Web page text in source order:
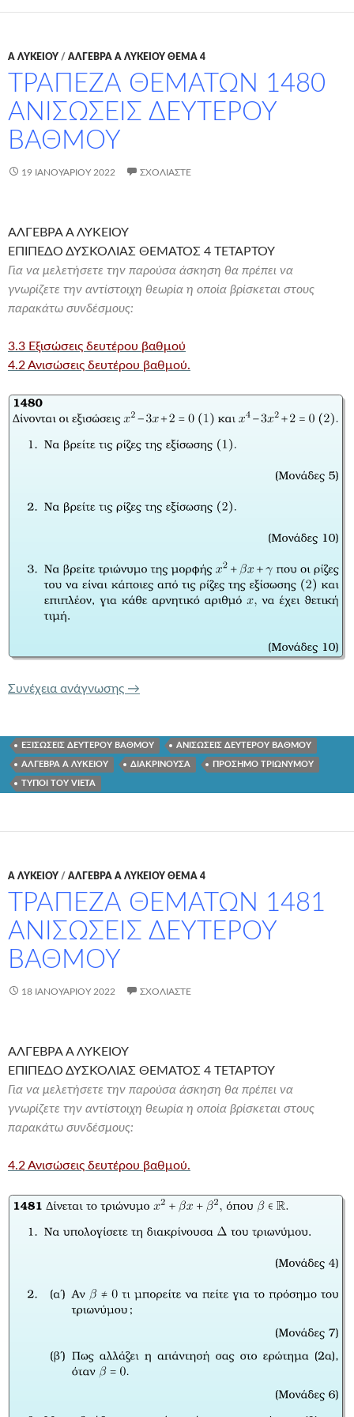
Α ΛΥΚΕΊΟΥ / ΑΛΓΕΒΡΑ Α ΛΥΚΕΙΟΥ ΘΕΜΑ 4
ΤΡΑΠΕΖΑ ΘΕΜΑΤΩΝ 1480
ΑΝΙΣΩΣΕΙΣ ΔΕΥΤΕΡΟΥ
ΒΑΘΜΟΥ
19 ΙΑΝΟΥΑΡΊΟΥ 2022 ΣΧΟΛΙΆΣΤΕ
ΑΛΓΕΒΡΑ Α ΛΥΚΕΙΟΥ
ΕΠΙΠΕΔΟ ΔΥΣΚΟΛΙΑΣ ΘΕΜΑΤΟΣ 4 ΤΕΤΑΡΤΟΥ
Για να μελετήσετε την παρούσα άσκηση θα πρέπει να
γνωρίζετε την αντίστοιχη θεωρία η οποία βρίσκεται στους
παρακάτω συνδέσμους:
3.3 Εξισώσεις δευτέρου βαθμού
4.2 Ανισώσεις δευτέρου βαθμού.
Συνέχεια ανάγνωσης ΤΡΑΠΕΖΑ ΘΕΜΑΤΩΝ 1480
→
ΕΞΙΣΩΣΕΙΣ ΔΕΥΤΕΡΟΥ ΒΑΘΜΟΥ ΑΝΙΣΩΣΕΙΣ ΔΕΥΤΕΡΟΥ ΒΑΘΜΟΥ
ΑΛΓΕΒΡΑ Α ΛΥΚΕΙΟΥ ΔΙΑΚΡΙΝΟΥΣΑ ΠΡΟΣΗΜΟ ΤΡΙΩΝΥΜΟΥ
ΤΥΠΟΙ ΤΟΥ VIETA
Α ΛΥΚΕΊΟΥ / ΑΛΓΕΒΡΑ Α ΛΥΚΕΙΟΥ ΘΕΜΑ 4
ΤΡΑΠΕΖΑ ΘΕΜΑΤΩΝ 1481
ΑΝΙΣΩΣΕΙΣ ΔΕΥΤΕΡΟΥ
ΒΑΘΜΟΥ
18 ΙΑΝΟΥΑΡΊΟΥ 2022 ΣΧΟΛΙΆΣΤΕ
ΑΛΓΕΒΡΑ Α ΛΥΚΕΙΟΥ
ΕΠΙΠΕΔΟ ΔΥΣΚΟΛΙΑΣ ΘΕΜΑΤΟΣ 4 ΤΕΤΑΡΤΟΥ
Για να μελετήσετε την παρούσα άσκηση θα πρέπει να
γνωρίζετε την αντίστοιχη θεωρία η οποία βρίσκεται στους
παρακάτω συνδέσμους:
4.2 Ανισώσεις δευτέρου βαθμού.